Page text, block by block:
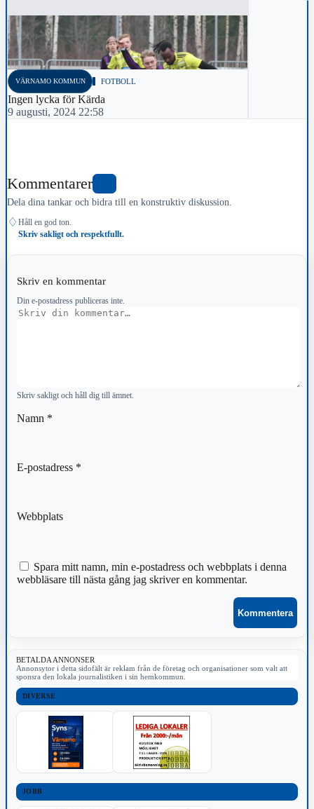
VÄRNAMO KOMMUN FOTBOLL
Ingen lycka för Kärda
9 augusti, 2024 22:58
Kommentarer
Dela dina tankar och bidra till en konstruktiv diskussion.
♢ Håll en god ton.
Skriv sakligt och respektfullt.
Skriv en kommentar
Din e-postadress publiceras inte.
Kommentar
Skriv sakligt och håll dig till ämnet.
Namn *
E-postadress *
Webbplats
Spara mitt namn, min e-postadress och webbplats i denna
webbläsare till nästa gång jag skriver en kommentar.
BETALDA ANNONSER
Annonsytor i detta sidofält är reklam från de företag och organisationer som valt att
sponsra den lokala journalistiken i sin hemkommun.
DIVERSE
JOBB